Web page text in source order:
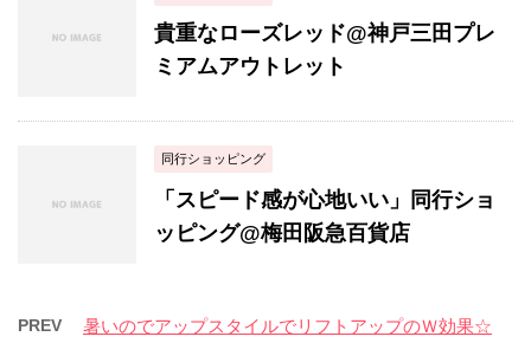
貴重なローズレッド@神戸三田プレ
ミアムアウトレット
同行ショッピング
「スピード感が心地いい」同行ショ
ッピング@梅田阪急百貨店
PREV 暑いのでアップスタイルでリフトアップのＷ効果☆